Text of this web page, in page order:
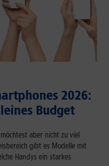
2026:
Budget
aber nicht zu viel
gibt es Modelle mit
Handys ein starkes